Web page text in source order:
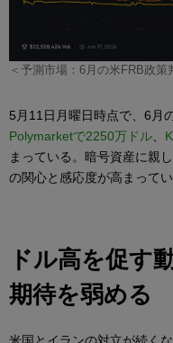
＜予測市場：6月の米FRB政
5月11日月曜日時点で、6月
Polymarketで2250万ドル
まっている。暗号資産に親
の関心と感応度が高まって
ドル高を促す
期待を弱める